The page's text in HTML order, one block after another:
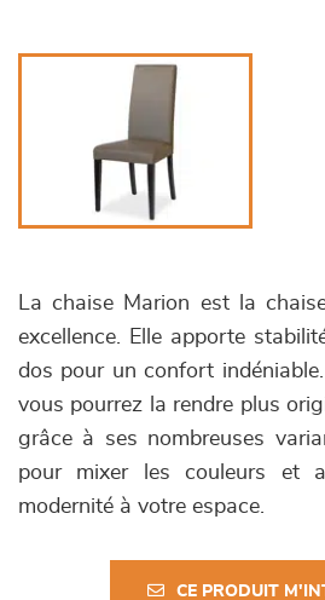
La chaise Marion est la
excellence. Elle apporte
dos pour un confort
vous pourrez la rendre plus
grâce à ses nombreuses
pour mixer les couleurs et
modernité à votre espace.
CE PRODUIT